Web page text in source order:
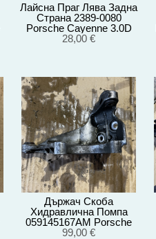
Лайсна Праг Лява Задна
Страна 2389-0080
Porsche Cayenne 3.0D
92A/EG22/2012
28,00 €
Държач Скоба
Хидравлична Помпа
059145167AM Porsche
Cayenne 3.0D 92A/2012г
99,00 €